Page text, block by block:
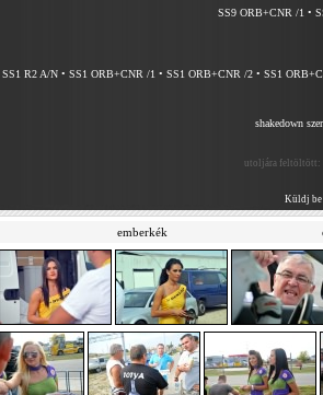
SS9 ORB+CNR /1 •
SS1 R2 A/N• SS1 ORB+CNR /1 • SS1 ORB+CNR /2• SS1
shakedown
utoljára feltöltött:
Küldj be
emberkék